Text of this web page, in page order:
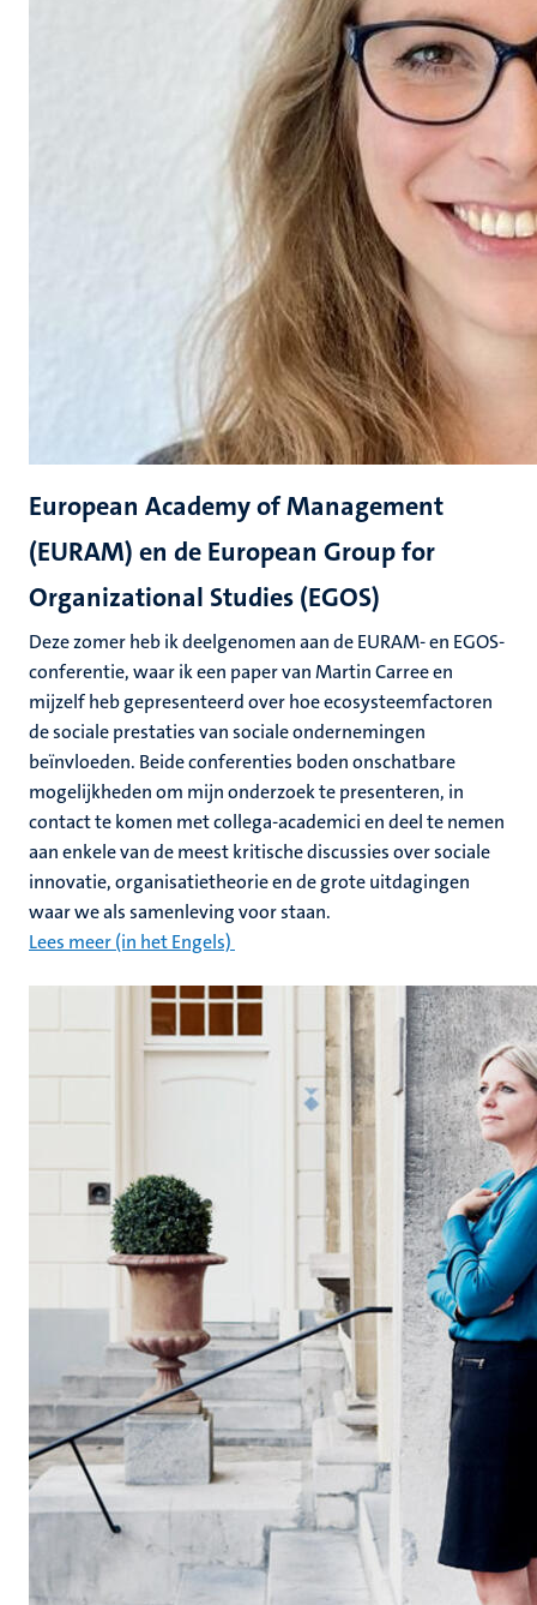
European Academy of Management
(EURAM) en de European Group for
Organizational Studies (EGOS)
Deze zomer heb ik deelgenomen aan de EURAM- en EGOS-
conferentie, waar ik een paper van Martin Carree en
mijzelf heb gepresenteerd over hoe ecosysteemfactoren
de sociale prestaties van sociale ondernemingen
beïnvloeden. Beide conferenties boden onschatbare
mogelijkheden om mijn onderzoek te presenteren, in
contact te komen met collega-academici en deel te nemen
aan enkele van de meest kritische discussies over sociale
innovatie, organisatietheorie en de grote uitdagingen
waar we als samenleving voor staan.
Lees meer (in het Engels)